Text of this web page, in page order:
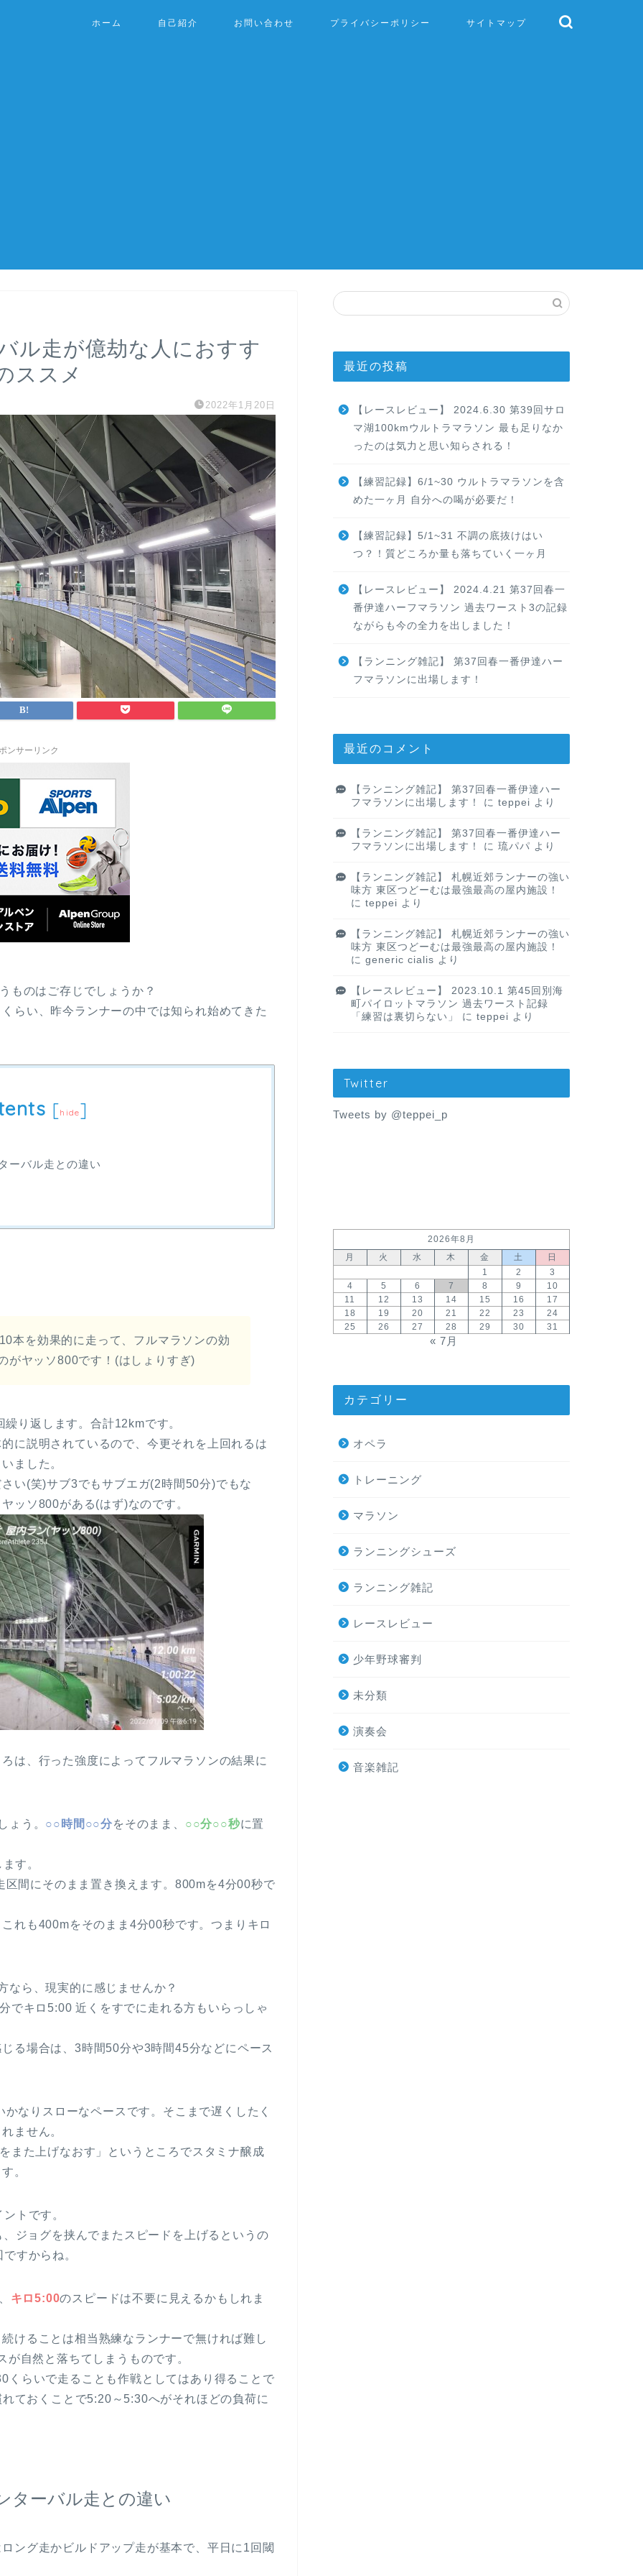
ホーム 自己紹介 お問い合わせ プライバシーポリシー サイトマップ
ル走が億劫な人におすす
ススメ
2022年1月20日
ンサーリンク
ものはご存じでしょうか？
らい、昨今ランナーの中では知られ始めてきた
[hide]
バル走との違い
本を効果的に走って、フルマラソンの効
がヤッソ800です！(はしょりすぎ)
り返します。合計12kmです。
に説明されているので、今更それを上回れるは
ました。
い(笑)サブ3でもサブエガ(2時間50分)でもな
ッソ800がある(はず)なのです。
は、行った強度によってフルマラソンの結果に
ょう。 ○○時間○○分をそのまま、 ○○分○○秒に置
す。
間にそのまま置き換えます。800mを4分00秒で
れも400mをそのまま4分00秒です。つまりキロ
なら、現実的に感じませんか？
でキロ5:00 近くをすでに走れる方もいらっしゃ
る場合は、3時間50分や3時間45分などにペース
なりスローなペースです。そこまで遅くしたく
ません。
また上げなおす」というところでスタミナ醸成
。
トです。
ジョグを挟んでまたスピードを上げるというの
すからね。
キロ5:00のスピードは不要に見えるかもしれま
けることは相当熟練なランナーで無ければ難し
自然と落ちてしまうものです。
らいで走ることも作戦としてはあり得ることで
ておくことで5:20～5:30へがそれほどの負荷に
ーバル走との違い
ング走かビルドアップ走が基本で、平日に1回閾
最近の投稿
【レースレビュー】 2024.6.30 第39回サロ
マ湖100kmウルトラマラソン 最も足りなか
ったのは気力と思い知らされる！
【練習記録】6/1~30 ウルトラマラソンを含
めた一ヶ月 自分への喝が必要だ！
【練習記録】5/1~31 不調の底抜けはい
つ？！質どころか量も落ちていく一ヶ月
【レースレビュー】 2024.4.21 第37回春一
番伊達ハーフマラソン 過去ワースト3の記録
ながらも今の全力を出しました！
【ランニング雑記】 第37回春一番伊達ハー
フマラソンに出場します！
最近のコメント
【ランニング雑記】 第37回春一番伊達ハー
フマラソンに出場します！
に teppei より
【ランニング雑記】 第37回春一番伊達ハー
フマラソンに出場します！
に 琉パパ より
【ランニング雑記】 札幌近郊ランナーの強い
味方 東区つどーむは最強最高の屋内施設！
に teppei より
【ランニング雑記】 札幌近郊ランナーの強い
味方 東区つどーむは最強最高の屋内施設！
に generic cialis より
【レースレビュー】 2023.10.1 第45回別海
町パイロットマラソン 過去ワースト記録
「練習は裏切らない」
に teppei より
Twitter
Tweets by @teppei_p
2026年8月
月
火 水 木 金 土
日
1
2
3
4
5 6 7 8 9
10
11
12 13 14 15 16
17
18
19 20 21 22 23
24
25
26 27 28 29 30 31
« 7月
カテゴリー
オペラ
トレーニング
マラソン
ランニングシューズ
ランニング雑記
レースレビュー
少年野球審判
未分類
演奏会
音楽雑記